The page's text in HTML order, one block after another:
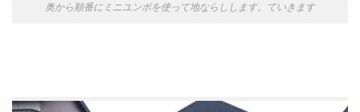
奥から順番にミニユンボを使って地ならしします。ていきます